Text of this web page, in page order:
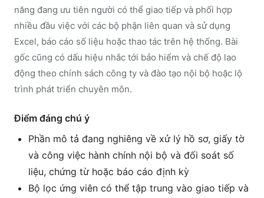
năng đang ưu tiên người có thể giao tiếp và phối hợp
nhiều đầu việc với các bộ phận liên quan và sử dụng
Excel, báo cáo số liệu hoặc thao tác trên hệ thống. Bài
gốc cũng có dấu hiệu nhắc tới bảo hiểm và chế độ lao
động theo chính sách công ty và đào tạo nội bộ hoặc lộ
trình phát triển chuyên môn.
Điểm đáng chú ý
Phần mô tả đang nghiêng về xử lý hồ sơ, giấy tờ
và công việc hành chính nội bộ và đối soát số
liệu, chứng từ hoặc báo cáo định kỳ
Bộ lọc ứng viên có thể tập trung vào giao tiếp và